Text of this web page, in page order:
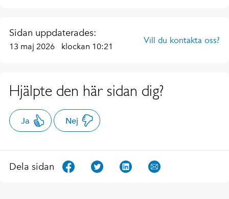
Sidan uppdaterades:
13 maj 2026 klockan 10:21
Vill du kontakta oss?
Hjälpte den här sidan dig?
Ja Nej
Dela sidan